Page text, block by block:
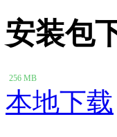
安装包
256 MB
本地下载